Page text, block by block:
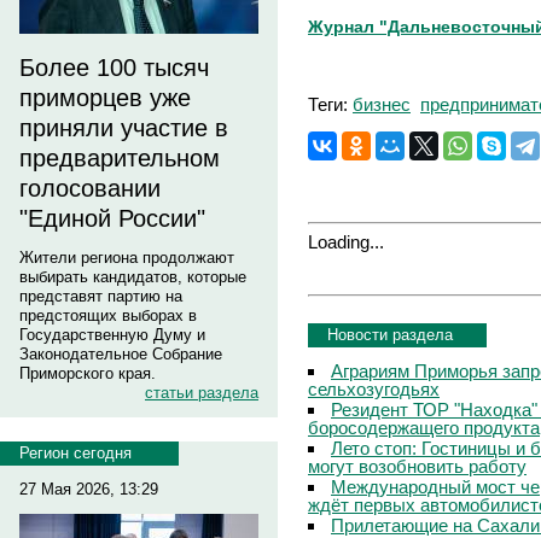
Более 100 тысяч
приморцев уже
приняли участие в
предварительном
голосовании
"Единой России"
Жители региона продолжают
выбирать кандидатов, которые
представят партию на
предстоящих выборах в
Государственную Думу и
Законодательное Собрание
Приморского края.
статьи раздела
Регион сегодня
27 Мая 2026, 13:29
Журнал
Теги: бизнес
Loading...
Новости раздела
Аграриям Приморья
сельхозугодьях
Резидент ТОР "Находка"
боросодержащего продукта
Лето стоп: Гостиницы и
могут возобновить работу
Международный мост
ждёт первых
Прилетающие на